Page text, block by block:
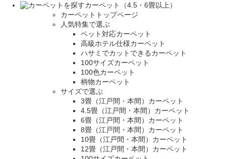
カーペット（4.5・6畳以上）
カーペットトップページ
人気特集で選ぶ
ペット対応カーペット
高級ホテル仕様カーペット
ハサミでカットできるカーペット
100サイズカーペット
100色カーペット
柄物カーペット
サイズで選ぶ
3畳（江戸間・本間）カーペット
4.5畳（江戸間・本間）カーペット
6畳（江戸間・本間）カーペット
8畳（江戸間・本間）カーペット
10畳（江戸間・本間）カーペット
12畳（江戸間・本間）カーペット